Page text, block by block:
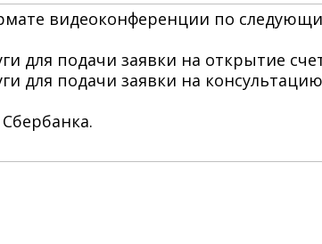
видеоконференции по
для подачи заявки на открытие
для подачи заявки на